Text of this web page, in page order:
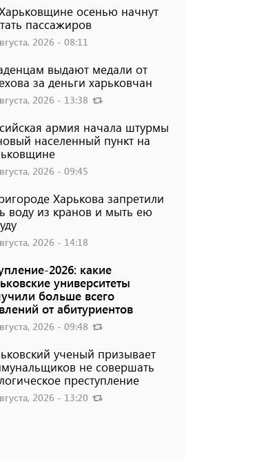
осенью начнут
пассажиров
2026 - 08:11
выдают медали от
за деньги харьковчан
2026 - 13:38
армия начала штурмы
населенный пункт на
2026 - 09:45
Харькова запретили
воду из кранов и мыть ею
2026 - 14:18
2026: какие
университеты
больше всего
от абитуриентов
2026 - 09:48
ученый призывает
не совершать
преступление
2026 - 13:20